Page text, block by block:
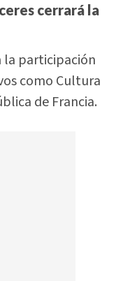
cerrará la
la participación
como Cultura
de Francia.